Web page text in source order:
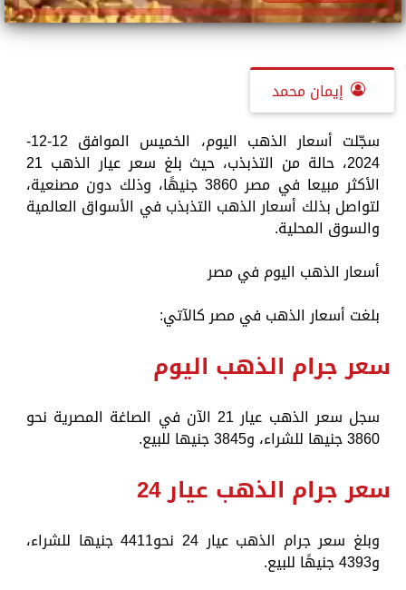
إيمان محمد
سجّلت أسعار الذهب اليوم، الخميس الموافق 12-12-
2024، حالة من التذبذب، حيث بلغ سعر عيار الذهب 21
الأكثر مبيعا في مصر 3860 جنيهًا، وذلك دون مصنعية،
لتواصل بذلك أسعار الذهب التذبذب في الأسواق العالمية
والسوق المحلية.
أسعار الذهب اليوم في مصر
بلغت أسعار الذهب في مصر كالآتي:
سعر جرام الذهب اليوم
سجل سعر الذهب عيار 21 الآن في الصاغة المصرية نحو
3860 جنيها للشراء، و3845 جنيها للبيع.
سعر جرام الذهب عيار 24
وبلغ سعر جرام الذهب عيار 24 نحو4411 جنيها للشراء،
و4393 جنيهًا للبيع.